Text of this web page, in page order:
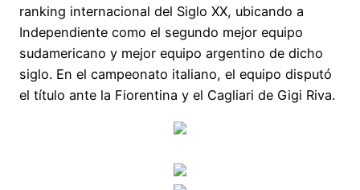
ranking internacional del Siglo XX, ubicando a
Independiente como el segundo mejor equipo
sudamericano y mejor equipo argentino de dicho
siglo. En el campeonato italiano, el equipo disputó
el título ante la Fiorentina y el Cagliari de Gigi Riva.